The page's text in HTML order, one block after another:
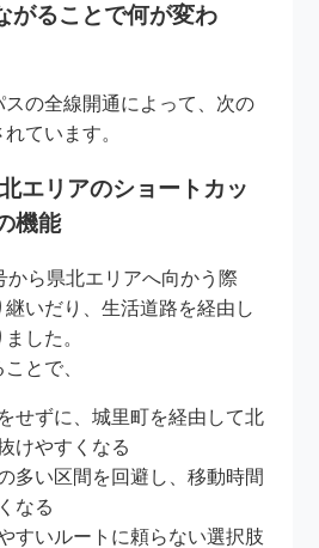
がることで何が変わ
スの全線開通によって、次の
ています。
エリアのショートカッ
機能
から県北エリアへ向かう際
いだり、生活道路を経由し
した。
とで、
せずに、城里町を経由して北
けやすくなる
多い区間を回避し、移動時間
なる
すいルートに頼らない選択肢